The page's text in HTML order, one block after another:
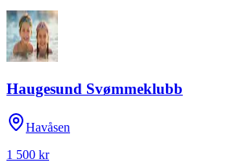
Haugesund Svømmeklubb
Havåsen
1 500 kr